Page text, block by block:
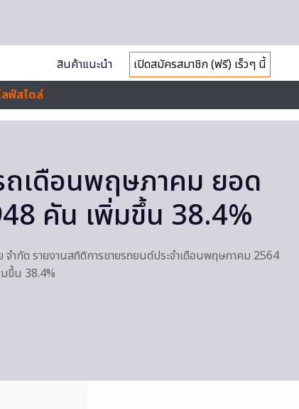
สินค้าแนะนำ
เปิดสมัครสมาชิก (ฟรี) เร็วๆ นี้
ลฟ์สไตล์
เดือนพฤษภาคม ยอด
คัน เพิ่มขึ้น 38.4%
จำกัด รายงานสถิติการขายรถยนต์ประจำเดือนพฤษภาคม 2564
ขึ้น 38.4%